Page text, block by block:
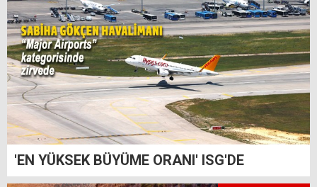
'EN YÜKSEK BÜYÜME ORANI' ISG'DE